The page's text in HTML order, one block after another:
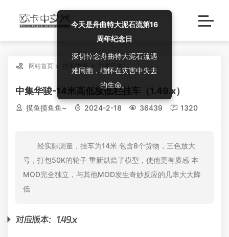
 网站首页 挂车/货柜 文章正文
中集华骏-14米高低板低栏挂车（1.49.x）
 摸鱼摸鱼鱼~  2024-2-18  36439  1320
经实际测量，挂车为14米 包含8个货物，三色放大
号，打包50K的轮子 重新烘焙了模型，使他更有质感 本
MOD完全独立，与其他MOD发生奇妙反应的几率大大降
低
对应版本：1.49.x
今天是舟曲特大泥石流第16
周年纪念日
深切悼念舟曲特大泥石流遇
难同胞，缅怀在灾害中失去
的生命。